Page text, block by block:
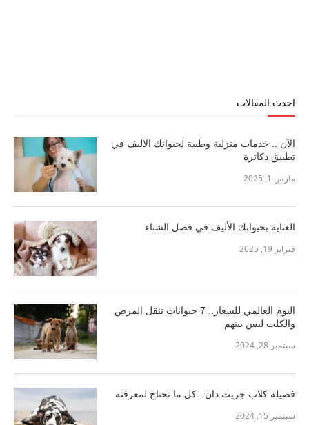
احدث المقالات
الآن .. خدمات منزلية وطبية لحيوانك الاليف في
تطبيق دكاترة
مارس 1, 2025
العناية بحيوانك الأليف في فصل الشتاء
فبراير 19, 2025
اليوم العالمي للسعار.. 7 حيوانات تنقل المرض
والكلب ليس بينهم
سبتمبر 28, 2024
فصيلة كلاب جريت دان.. كل ما تحتاج لمعرفته
سبتمبر 15, 2024